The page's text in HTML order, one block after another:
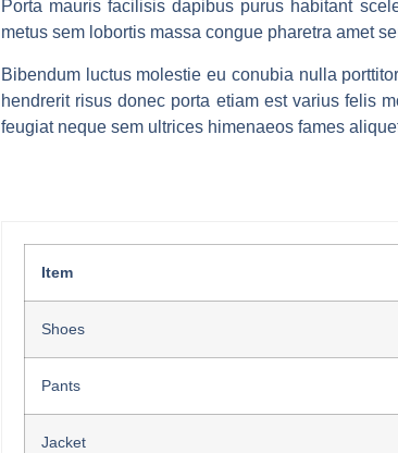
Porta mauris facilisis dapibus purus habitant
metus sem lobortis massa congue pharetra amet
Bibendum luctus molestie eu conubia nulla
hendrerit risus donec porta etiam est varius felis
feugiat neque sem ultrices himenaeos fames
Item
Shoes
Pants
Jacket